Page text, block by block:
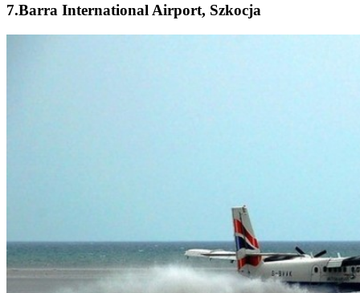
7.Barra International Airport, Szkocja